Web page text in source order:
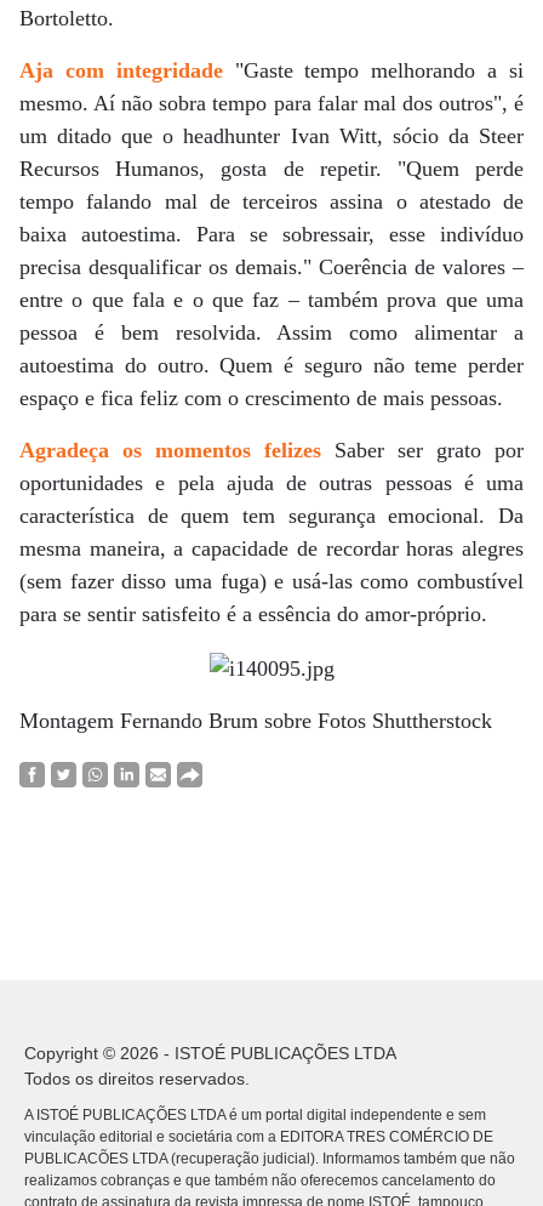
Bortoletto.
Aja com integridade "Gaste tempo melhorando a si
mesmo. Aí não sobra tempo para falar mal dos outros", é
um ditado que o headhunter Ivan Witt, sócio da Steer
Recursos Humanos, gosta de repetir. "Quem perde
tempo falando mal de terceiros assina o atestado de
baixa autoestima. Para se sobressair, esse indivíduo
precisa desqualificar os demais." Coerência de valores –
entre o que fala e o que faz – também prova que uma
pessoa é bem resolvida. Assim como alimentar a
autoestima do outro. Quem é seguro não teme perder
espaço e fica feliz com o crescimento de mais pessoas.
Agradeça os momentos felizes Saber ser grato por
oportunidades e pela ajuda de outras pessoas é uma
característica de quem tem segurança emocional. Da
mesma maneira, a capacidade de recordar horas alegres
(sem fazer disso uma fuga) e usá-las como combustível
para se sentir satisfeito é a essência do amor-próprio.
Montagem Fernando Brum sobre Fotos Shuttherstock
Copyright © 2026 - ISTOÉ PUBLICAÇÕES LTDA
Todos os direitos reservados.
A ISTOÉ PUBLICAÇÕES LTDA é um portal digital independente e sem
vinculação editorial e societária com a EDITORA TRES COMÉRCIO DE
PUBLICACÕES LTDA (recuperação judicial). Informamos também que não
realizamos cobranças e que também não oferecemos cancelamento do
contrato de assinatura da revista impressa de nome ISTOÉ, tampouco